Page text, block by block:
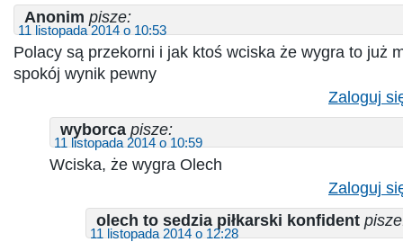
Anonim pisze:
11 listopada 2014 o 10:53
Polacy są przekorni i jak ktoś wciska że wygra to już
spokój wynik pewny
Zaloguj
wyborca pisze:
11 listopada 2014 o 10:59
Wciska, że wygra Olech
Zaloguj
olech to sedzia piłkarski konfident
11 listopada 2014 o 12:28